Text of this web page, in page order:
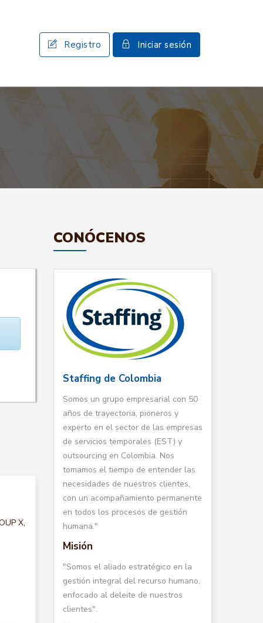
Registro Iniciar sesión
X,
CONÓCENOS
Staffing de Colombia
Somos un grupo empresarial con 50
años de trayectoria, pioneros y
experto en el sector de las empresas
de servicios temporales (EST) y
outsourcing en Colombia. Nos
tomamos el tiempo de entender las
necesidades de nuestros clientes,
con un acompañamiento permanente
en todos los procesos de gestión
humana."
Misión
"Somos el aliado estratégico en la
gestión integral del recurso humano,
enfocado al deleite de nuestros
clientes".